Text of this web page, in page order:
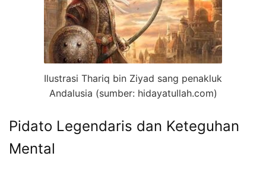
Ilustrasi Thariq bin Ziyad sang penakluk
Andalusia (sumber: hidayatullah.com)
Pidato Legendaris dan Keteguhan
Mental